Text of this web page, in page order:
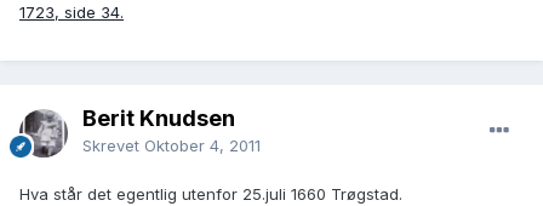
1723, side 34.
Berit Knudsen
Skrevet Oktober 4, 2011
Hva står det egentlig utenfor 25.juli 1660 Trøgstad.